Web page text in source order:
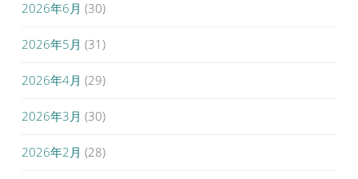
2026年6月 (30)
2026年5月 (31)
2026年4月 (29)
2026年3月 (30)
2026年2月 (28)